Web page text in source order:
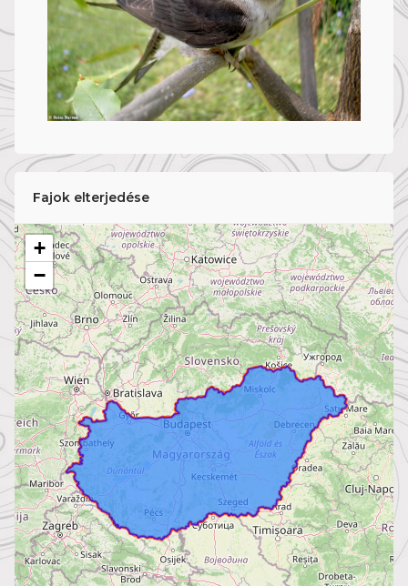
Fajok elterjedése
+
−